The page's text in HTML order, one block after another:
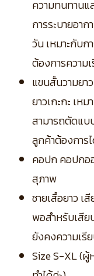
ความทนทานแ
การระบายอา
วัน เหมาะกับก
ต้องการความ
แขนสั้นวามยา
ยาวเกะกะ เห
สามารถตัดแ
ลูกค้าต้องการ
คอปก คอปกอ
สุภาพ
ชายเสื้อยาว เ
พอสำหรับเสีย
ยังคงความเรี
Size S-XL (ผู้